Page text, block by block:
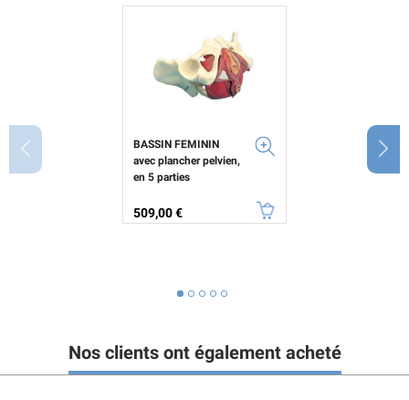
BASSIN FEMININ
avec plancher pelvien,
en 5 parties
Prix
509,00 €
Nos clients ont également acheté